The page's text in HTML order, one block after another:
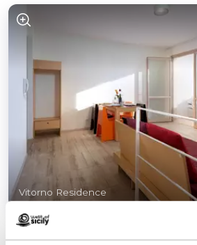
Vitorno Residence